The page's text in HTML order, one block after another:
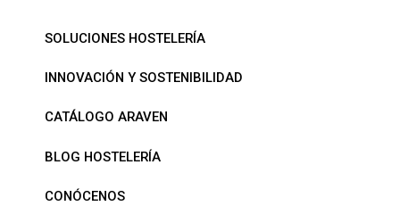
SOLUCIONES HOSTELERÍA
INNOVACIÓN Y SOSTENIBILIDAD
CATÁLOGO ARAVEN
BLOG HOSTELERÍA
CONÓCENOS